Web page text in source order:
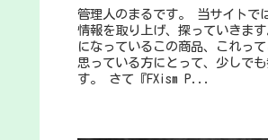
管理人のまるです。 当サイトで
情報を取り上げ、探っていきま
になっているこの商品、これっ
思っている方にとって、少しで
す。 さて『FXism P...